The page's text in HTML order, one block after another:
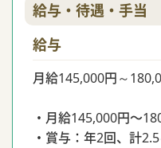
給与・待遇・手当
給与
月給145,000円～
・月給145,000円〜
・賞与：年2回、計